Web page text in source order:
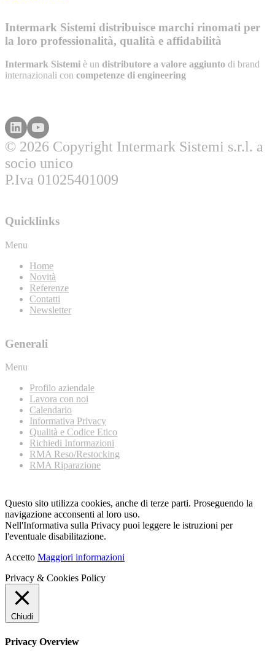
Intermark Sistemi distribuisce marchi rinomati per
la loro professionalità, qualità e affidabilità
Intermark Sistemi è un distributore a valore aggiunto di brand
internazionali con competenze di engineering
© 2026 Copyright Intermark Sistemi s.r.l. a
socio unico
P.Iva 01025401009
Quicklinks
Menu
Home
Novità
Referenze
Contatti
Newsletter
Generali
Menu
Profilo aziendale
Lavora con noi
Calendario
Informativa Privacy
Qualità e Codice Etico
Richiedi Informazioni
RMA Reso/Restocking
RMA Riparazione
Questo sito utilizza cookies, anche di terze parti. Proseguendo la
navigazione acconsenti al loro uso.
Nell'Informativa sulla Privacy puoi leggere le istruzioni per
l'eventuale disabilitazione.
Accetto Maggiori informazioni
Privacy & Cookies Policy
Chiudi
Privacy Overview